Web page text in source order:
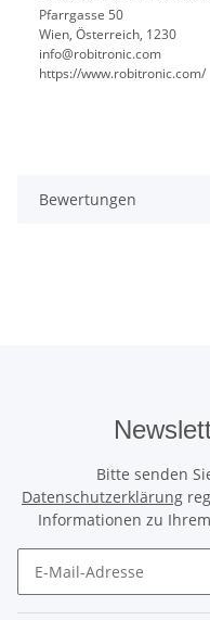
Pfarrgasse 50
Wien, Österreich, 1230
info@robitronic.com
https://www.robitronic.com/
Bewertungen
Bitte senden
Datenschutzerklärung
Informationen zu